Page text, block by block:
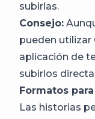
subirlas.
Consejo:
pueden utilizar
aplicación de
subirlos
Formatos
Las historias